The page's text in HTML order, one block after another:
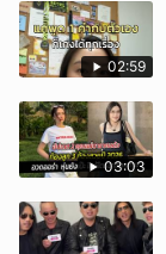
02:59
03:03